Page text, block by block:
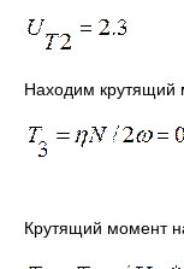
Находим крутящий
Крутящий момент